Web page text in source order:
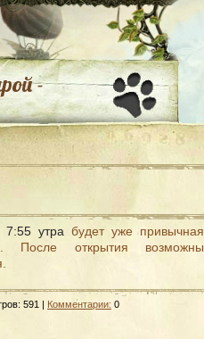
-
7:55 утра будет уже привычная
. После открытия возможны
591 | Комментарии: 0